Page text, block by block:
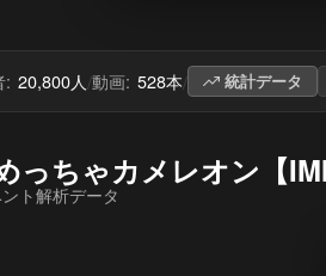
: 20,800人/動画: 528本/ 統計データ
っちゃカメレオン【
ト解析データ